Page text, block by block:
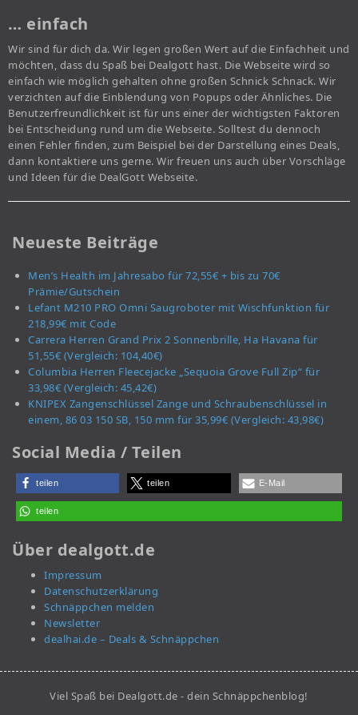
… einfach
Wir sind für dich da. Wir legen großen Wert auf die Einfachheit und
möchten, dass du Spaß bei Dealgott hast. Die Webseite wird so
einfach wie möglich gehalten ohne großen Schnick Schnack. Wir
verzichten auf die Einblendung von Popups oder Ähnliches. Die
Benutzerfreundlichkeit ist für uns einer der wichtigsten Faktoren
bei Entscheidung rund um die Webseite. Solltest du dennoch
einen Fehler finden, zum Beispiel bei der Darstellung eines Deals,
dann kontaktiere uns gerne. Wir freuen uns auch über Vorschläge
und Ideen für die DealGott Webseite.
Neueste Beiträge
Men’s Health im Jahresabo für 72,55€ + bis zu 70€
Prämie/Gutschein
Lefant M210 PRO Omni Saugroboter mit Wischfunktion für
218,99€ mit Code
Carrera Herren Grand Prix 2 Sonnenbrille, Ha Havana für
51,55€ (Vergleich: 104,40€)
Columbia Herren Fleecejacke „Sequoia Grove Full Zip“ für
33,98€ (Vergleich: 45,42€)
KNIPEX Zangenschlüssel Zange und Schraubenschlüssel in
einem, 86 03 150 SB, 150 mm für 35,99€ (Vergleich: 43,98€)
Social Media / Teilen
teilen teilen E-Mail
teilen
Über dealgott.de
Impressum
Datenschutzerklärung
Schnäppchen melden
Newsletter
dealhai.de – Deals & Schnäppchen
Viel Spaß bei Dealgott.de - dein Schnäppchenblog!